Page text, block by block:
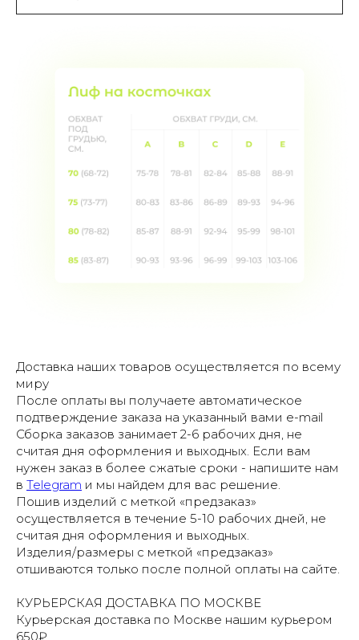
Доставка наших товаров осуществляется по всему
миру
После оплаты вы получаете автоматическое
подтверждение заказа на указанный вами e-mail
Сборка заказов занимает 2-6 рабочих дня, не
считая дня оформления и выходных. Если вам
нужен заказ в более сжатые сроки - напишите нам
в Telegram и мы найдем для вас решение.
Пошив изделий с меткой «предзаказ»
осуществляется в течение 5-10 рабочих дней, не
считая дня оформления и выходных.
Изделия/размеры с меткой «предзаказ»
отшиваются только после полной оплаты на сайте.
КУРЬЕРСКАЯ ДОСТАВКА ПО МОСКВЕ
Курьерская доставка по Москве нашим курьером
650₽